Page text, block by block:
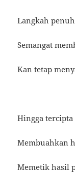
Langkah
Semangat
Kan tetap
Hingga
Membuahkan
Memetik hasil